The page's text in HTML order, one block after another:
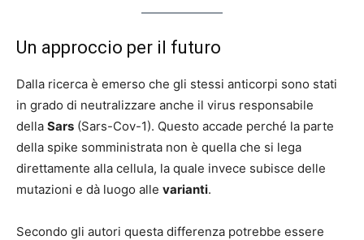
Un approccio per il futuro
Dalla ricerca è emerso che gli stessi anticorpi sono stati
in grado di neutralizzare anche il virus responsabile
della Sars (Sars-Cov-1). Questo accade perché la parte
della spike somministrata non è quella che si lega
direttamente alla cellula, la quale invece subisce delle
mutazioni e dà luogo alle varianti.
Secondo gli autori questa differenza potrebbe essere